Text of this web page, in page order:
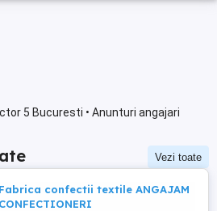
5 Bucuresti • Anunturi angajari
Vezi toate
Fabrica confectii textile ANGAJAM
CONFECTIONERI